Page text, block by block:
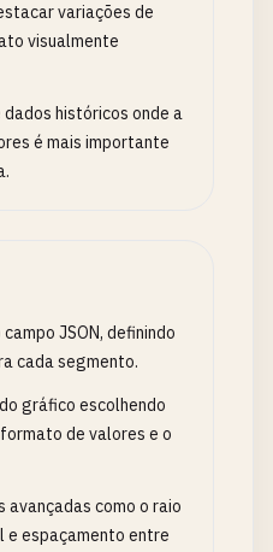
variações de
visualmente
históricos onde a
é mais importante
JSON, definindo
cada segmento.
gráfico escolhendo
de valores e o
avançadas como o raio
e espaçamento entre